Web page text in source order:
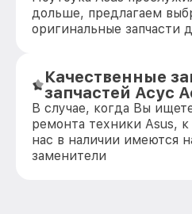
дольше, предлагаем
оригинальные запчасти
Качественные
запчастей Асус
В случае, когда Вы
ремонта техники Asus,
нас в наличии имеются
заменители